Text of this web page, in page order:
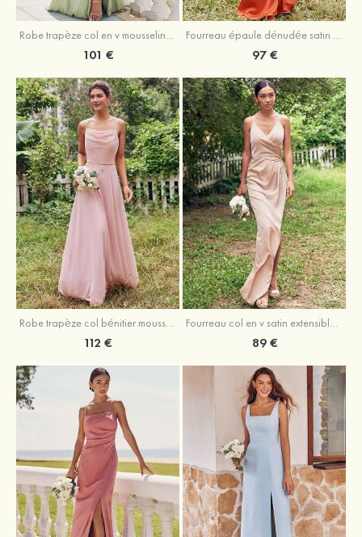
Robe trapèze col en v mousseline ras du sol robe de demoiselle d'honneur
101 €
Fourreau épaule dénudée satin extensible ras du sol robe de demoiselle d'honneur
97 €
Robe trapèze col bénitier mousseline ras du sol robe de demoiselle d'honneur
112 €
Fourreau col en v satin extensible asymétrique robe de demoiselle d'honneur
89 €